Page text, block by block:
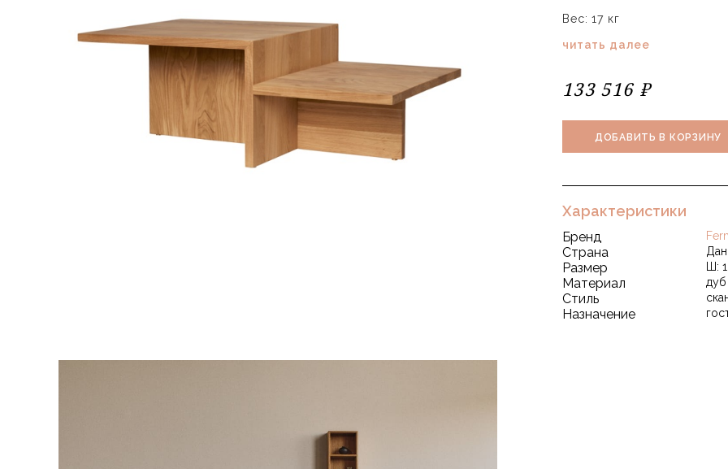
Вес: 17 кг
читать далее
133 516 ₽
ДОБАВИТЬ В КОРЗИНУ
Характеристики
Бренд
Страна
Размер Ш:
Материал дуб
Стиль
Назначение